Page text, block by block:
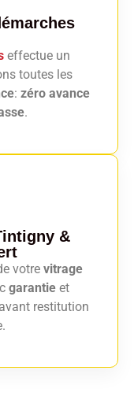
effectue un
toutes les
: zéro avance
.
&
votre vitrage
garantie et
restitution